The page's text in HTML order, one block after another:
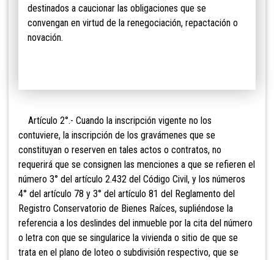
destinados a caucionar las obligaciones que se
convengan en virtud de la renegociación, repactación o
novación.
Artículo 2°.- Cuando la inscripción vigente no los
contuviere, la inscripción de los gravámenes que se
constituyan o reserven en tales actos o contratos, no
requerirá que se consignen las menciones a que se refieren el
número 3° del artículo 2.432 del Código Civil, y los números
4° del artículo 78 y 3° del artículo 81 del Reglamento del
Registro Conservatorio de Bienes Raíces, supliéndose la
referencia a los deslindes del inmueble por la cita del número
o letra con que se singularice la vivienda o sitio de que se
trata en el plano de loteo o subdivisión respectivo, que se